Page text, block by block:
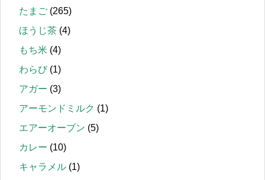
たまご (265)
ほうじ茶 (4)
もち米 (4)
わらび(1)
アガー (3)
アーモンドミルク (1)
エアーオーブン (5)
カレー (10)
キャラメル (1)